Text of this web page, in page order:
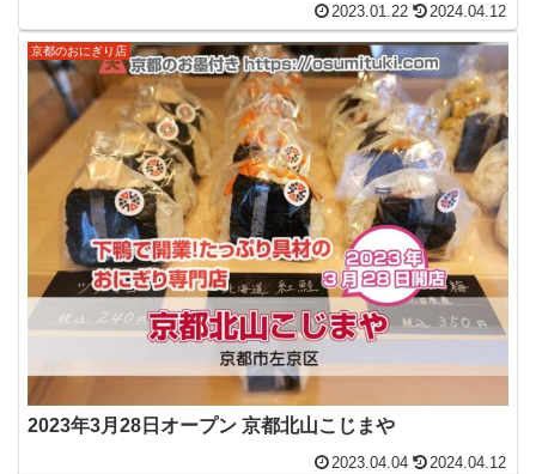
2023.01.22 2024.04.12
京都のおにぎり店
2023年3月28日オープン 京都北山こじまや
2023.04.04 2024.04.12